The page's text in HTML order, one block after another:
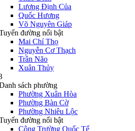
Lương Định Của
Quốc Hương
Võ Nguyên Giáp
đường nổi bật
Mai Chí Thọ
Nguyễn Cơ Thạch
Trần Não
Xuân Thủy
sách phường
Phường Xuân Hòa
Phường Bàn Cờ
Phường Nhiêu Lộc
đường nổi bật
Công Trường Quốc Tế